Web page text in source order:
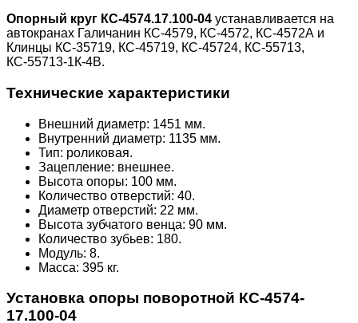
Опорный круг КС-4574.17.100-04 устанавливается на
автокранах Галичанин КС-4579, КС-4572, КС-4572А и
Клинцы КС-35719, КС-45719, КС-45724, КС-55713,
КС-55713-1К-4В.
Технические характеристики
Внешний диаметр: 1451 мм.
Внутренний диаметр: 1135 мм.
Тип: роликовая.
Зацепление: внешнее.
Высота опоры: 100 мм.
Количество отверстий: 40.
Диаметр отверстий: 22 мм.
Высота зубчатого венца: 90 мм.
Количество зубьев: 180.
Модуль: 8.
Масса: 395 кг.
Установка опоры поворотной КС-4574-
17.100-04